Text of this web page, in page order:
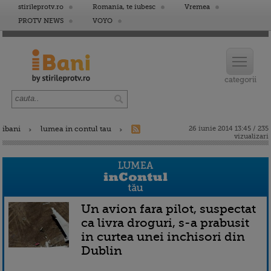
stirileprotv.ro Romania, te iubesc
Vremea
PROTV NEWS
VOYO
ibani lumea in contul tau
26 iunie 2014 13:45 / 235
vizualizari
Un avion fara pilot, suspectat
ca livra droguri, s-a prabusit
in curtea unei inchisori din
Dublin